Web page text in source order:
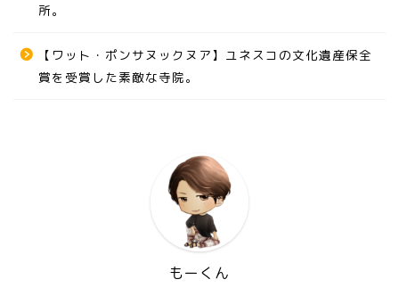
所。
【ワット・ポンサヌックヌア】ユネスコの文化遺産保全
賞を受賞した素敵な寺院。
もーくん